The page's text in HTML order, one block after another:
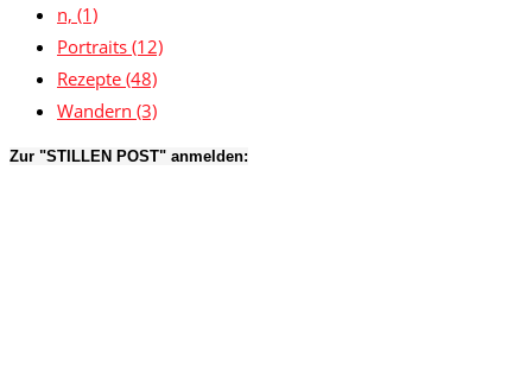
n, (1)
Portraits (12)
Rezepte (48)
Wandern (3)
Zur "STILLEN POST" anmelden: